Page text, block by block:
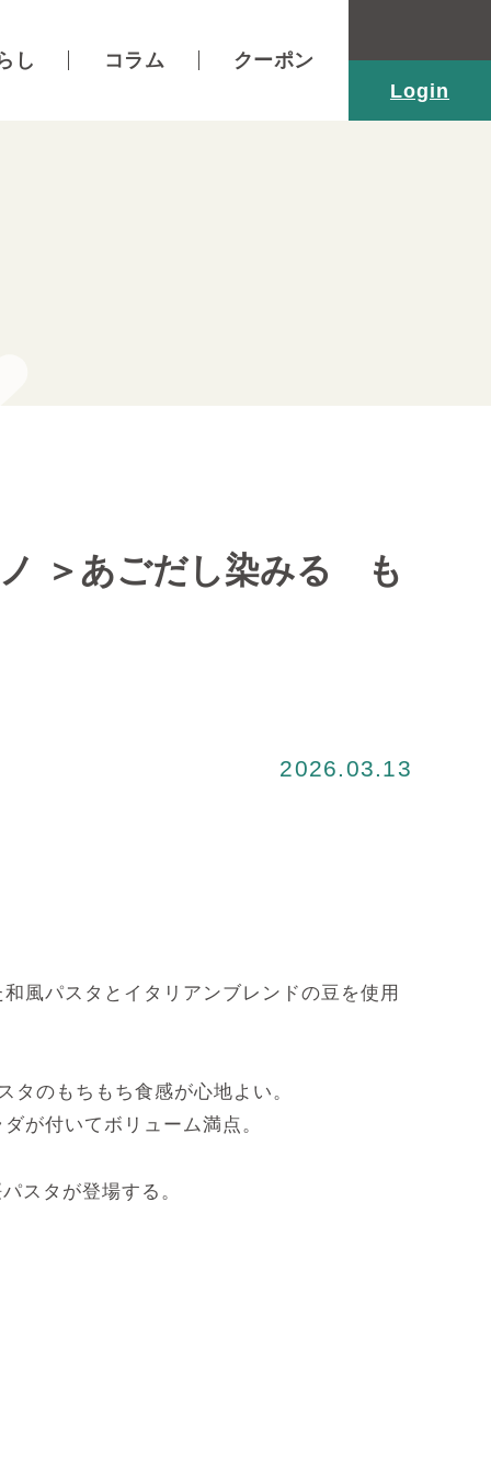
し コラム
クーポン
Login
＞あごだし染みる も
2026.03.13
風パスタとイタリアンブレンドの豆を使用
のもちもち食感が心地よい。
が付いてボリューム満点。
スタが登場する。